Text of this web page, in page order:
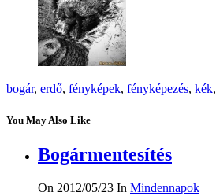
bogár, erdő, fényképek, fényképezés, kék,
You May Also Like
Bogármentesítés
On 2012/05/23 In Mindennapok